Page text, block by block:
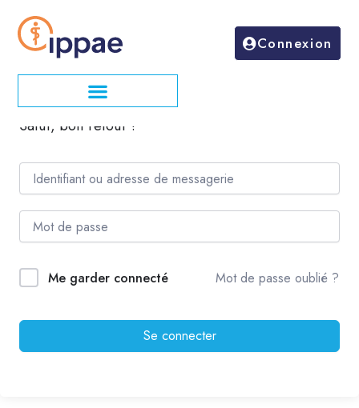
contenu
Connexion
Salut, bon retour !
Me garder connecté Mot de passe oublié ?
Se connecter